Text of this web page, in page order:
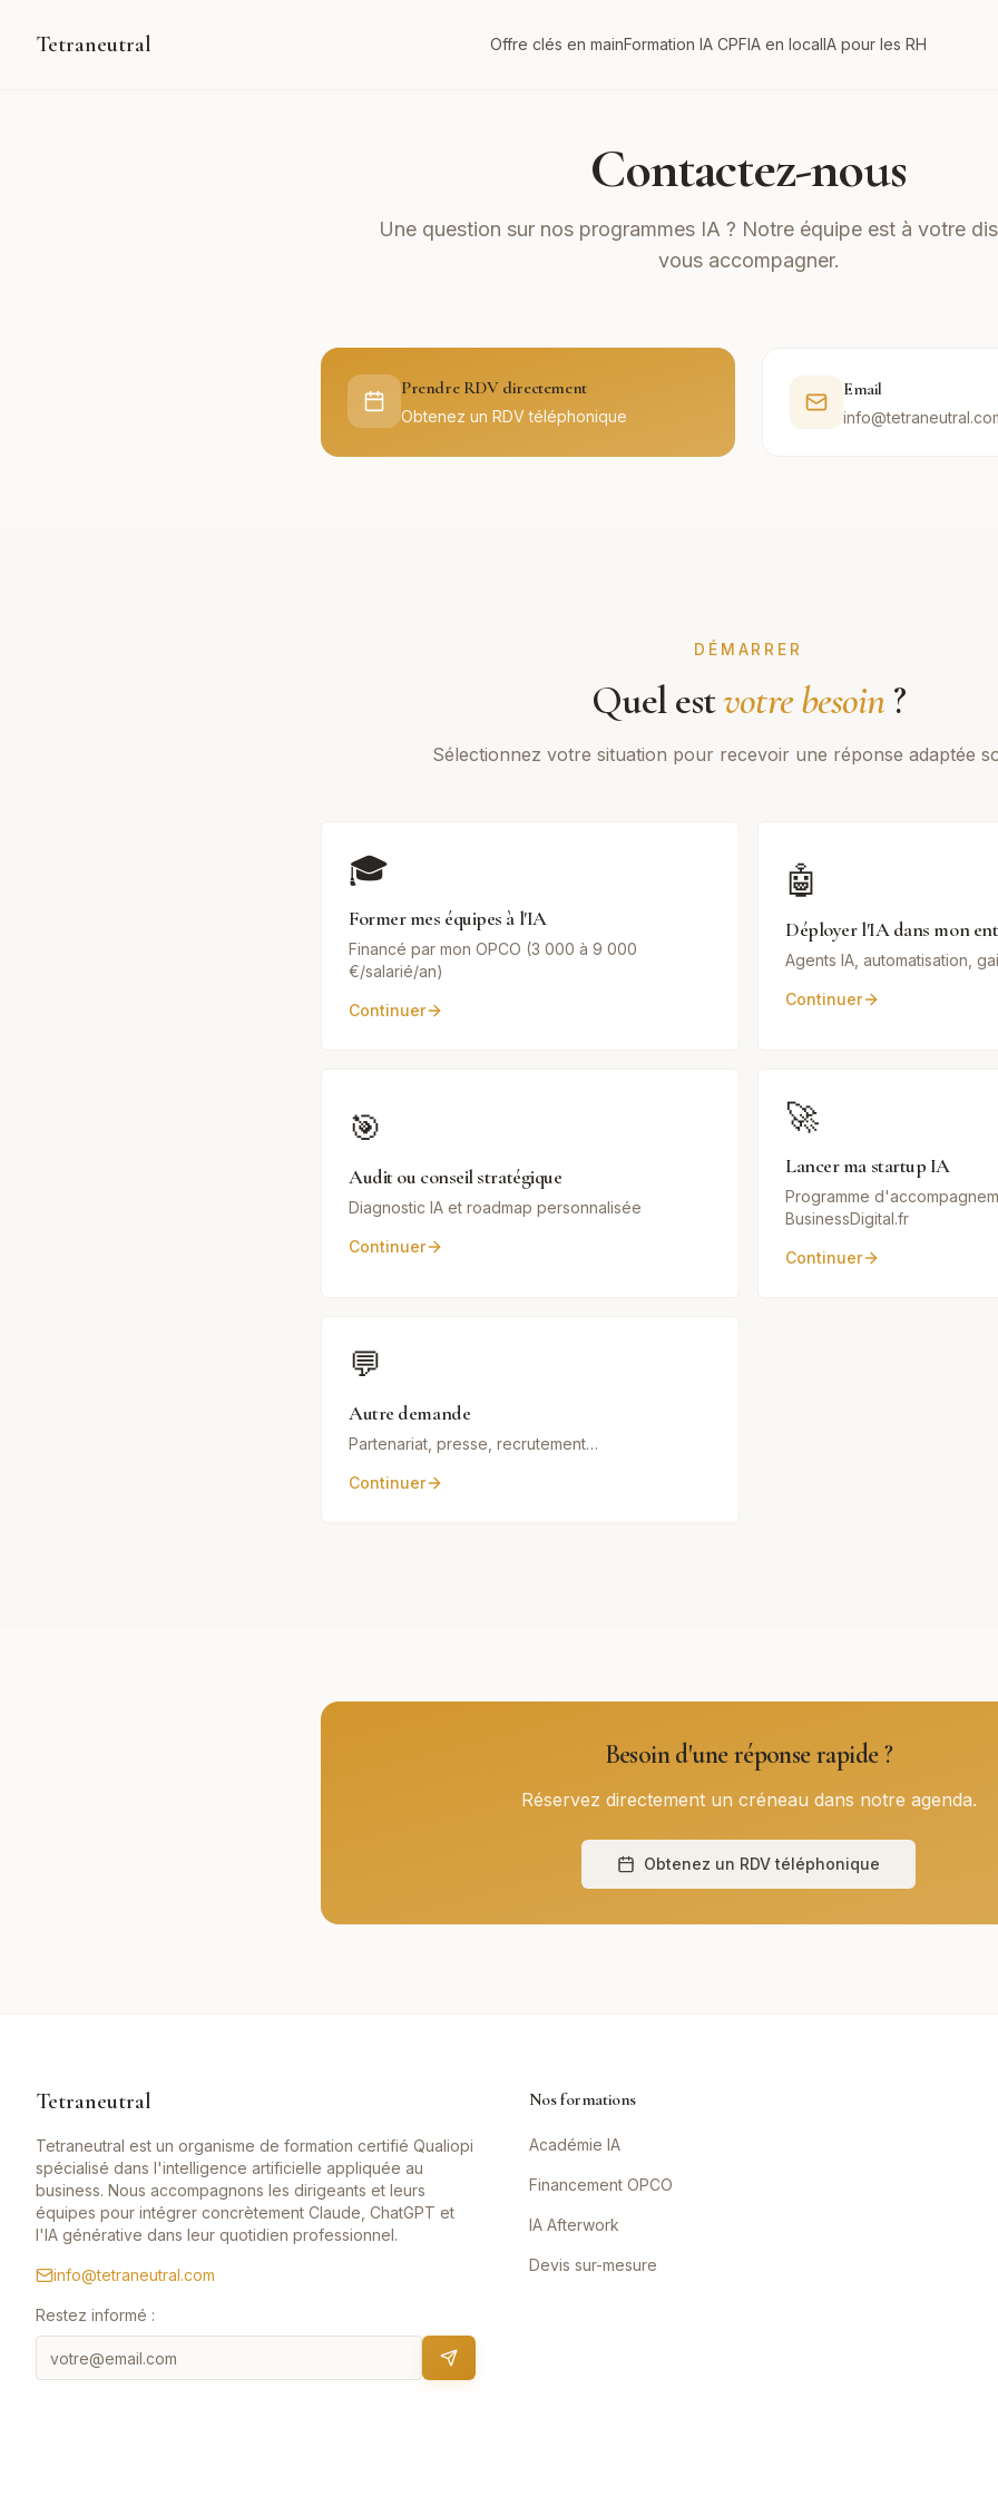
Tetraneutral Offre clés en mainFormation IA CPFIA en localIA pour les RH
Contactez-nous
Une question sur nos programmes IA ? Notre équipe est à votre
vous accompagner.
Prendre RDV directement
Obtenez un RDV téléphonique
Email
DÉMARRER
Quel estvotre besoin?
Sélectionnez votre situation pour recevoir une réponse adaptée
🎓
Former mes équipes à l'IA
Financé par mon OPCO (3 000 à 9 000
€/salarié/an)
Continuer
🤖
Déployer l'IA dans mon
Agents IA, automatisation,
Continuer
🎯
Audit ou conseil stratégique
Diagnostic IA et roadmap personnalisée
Continuer
🚀
Lancer ma startup IA
Programme
BusinessDigital.fr
Continuer
💬
Autre demande
Partenariat, presse, recrutement…
Continuer
Besoin d'une réponse rapide ?
Réservez directement un créneau dans notre agenda.
Obtenez un RDV téléphonique
Tetraneutral
Tetraneutral est un organisme de formation certifié Qualiopi
spécialisé dans l'intelligence artificielle appliquée au
business. Nous accompagnons les dirigeants et leurs
équipes pour intégrer concrètement Claude, ChatGPT et
l'IA générative dans leur quotidien professionnel.
info@tetraneutral.com
Restez informé :
Nos formations
Académie IA
Financement OPCO
IA Afterwork
Devis sur-mesure